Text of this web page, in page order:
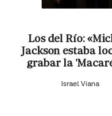
Los del Río:
Jackson estaba
grabar la
Israel Viana